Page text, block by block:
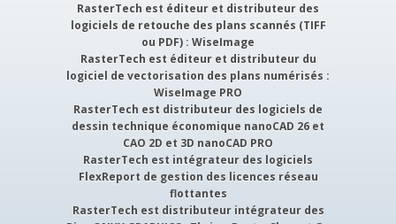
RasterTech est éditeur et distributeur des
logiciels de retouche des plans scannés (TIFF
ou PDF) : WiseImage
RasterTech est éditeur et distributeur du
logiciel de vectorisation des plans numérisés :
WiseImage PRO
RasterTech est distributeur des logiciels de
dessin technique économique nanoCAD 26 et
CAO 2D et 3D nanoCAD PRO
RasterTech est intégrateur des logiciels
FlexReport de gestion des licences réseau
flottantes
RasterTech est distributeur intégrateur des